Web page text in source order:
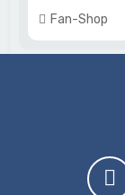
Fan-Shop